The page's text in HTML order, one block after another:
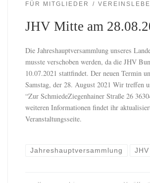
FÜR MITGLIEDER
JHV Mitte am
Die Jahreshauptversammlung unseres
musste verschoben werden, da die JHV
10.07.2021 stattfindet. Der neuen Termin
Samstag, der 28. August 2021 Wir treffen
“Zur SchmiedeZiegenhainer Straße 26
weiteren Informationen findet ihr
Veranstaltungsseite.
Jahreshauptversammlung JHV